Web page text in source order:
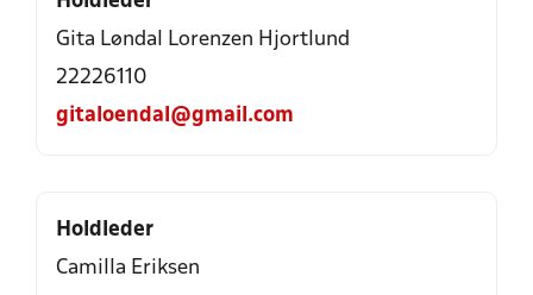
Gita Løndal Lorenzen Hjortlund
22226110
gitaloendal@gmail.com
Holdleder
Camilla Eriksen